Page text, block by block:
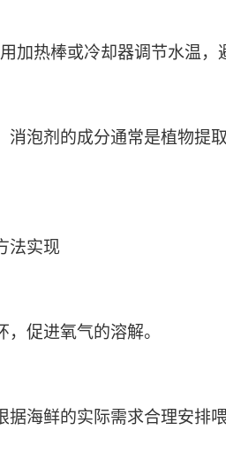
热棒或冷却器调节水温，
泡剂的成分通常是植物提
法实现
促进氧气的溶解。
海鲜的实际需求合理安排